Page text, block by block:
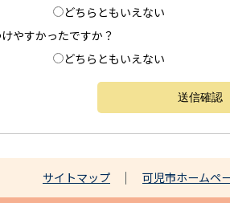
どちらともいえない
やすかったですか？
どちらともいえない
サイトマップ 可児市ホームペ